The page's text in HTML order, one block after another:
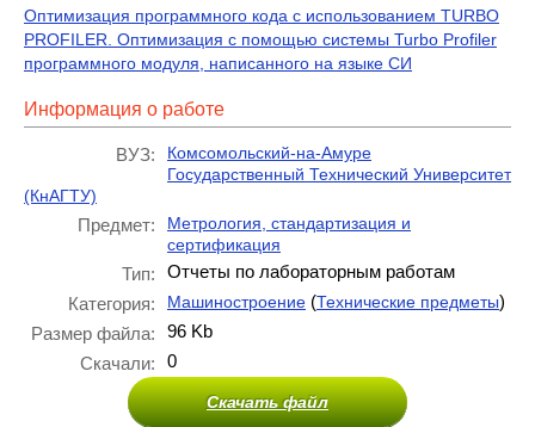
Оптимизация программного кода с использованием TURBO
PROFILER. Оптимизация с помощью системы Turbo Profiler
программного модуля, написанного на языке СИ
Информация о работе
ВУЗ:
Комсомольский-на-Амуре
Государственный Технический Университет
(КнАГТУ)
Предмет:
Метрология, стандартизация и
сертификация
Тип:
Отчеты по лабораторным работам
Категория:
Машиностроение (Технические предметы)
Размер файла:
96 Kb
Скачали:
0
Скачать файл